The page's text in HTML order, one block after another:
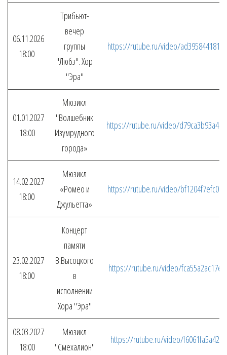
06.11.2026
18:00
Трибьют-
вечер
группы
"Любэ". Хор
"Эра"
https://rutube.ru/video/
01.01.2027
18:00
Мюзикл
"Волшебник
Изумрудного
города»
https://rutube.ru/video/
14.02.2027
18:00
Мюзикл
«Ромео и
Джульетта»
https://rutube.ru/video/
23.02.2027
18:00
Концерт
памяти
В.Высоцкого
в
исполнении
Хора "Эра"
https://rutube.ru/video/
08.03.2027
18:00
Мюзикл
"Смехалион"
https://rutube.ru/video/